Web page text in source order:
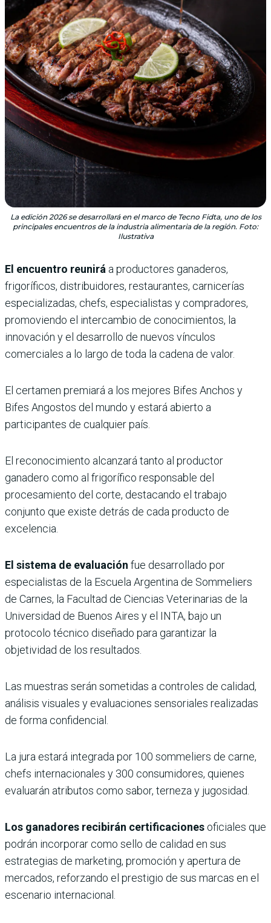
La edición 2026 se desarrollará en el marco de Tecno Fidta, uno de los
principales encuentros de la industria alimentaria de la región. Foto:
Ilustrativa
El encuentro reunirá a productores ganaderos,
frigoríficos, distribuidores, restaurantes, carnicerías
especializadas, chefs, especialistas y compradores,
promoviendo el intercambio de conocimientos, la
innovación y el desarrollo de nuevos vínculos
comerciales a lo largo de toda la cadena de valor.
El certamen premiará a los mejores Bifes Anchos y
Bifes Angostos del mundo y estará abierto a
participantes de cualquier país.
El reconocimiento alcanzará tanto al productor
ganadero como al frigorífico responsable del
procesamiento del corte, destacando el trabajo
conjunto que existe detrás de cada producto de
excelencia.
El sistema de evaluación fue desarrollado por
especialistas de la Escuela Argentina de Sommeliers
de Carnes, la Facultad de Ciencias Veterinarias de la
Universidad de Buenos Aires y el INTA, bajo un
protocolo técnico diseñado para garantizar la
objetividad de los resultados.
Las muestras serán sometidas a controles de calidad,
análisis visuales y evaluaciones sensoriales realizadas
de forma confidencial.
La jura estará integrada por 100 sommeliers de carne,
chefs internacionales y 300 consumidores, quienes
evaluarán atributos como sabor, terneza y jugosidad.
Los ganadores recibirán certificaciones oficiales que
podrán incorporar como sello de calidad en sus
estrategias de marketing, promoción y apertura de
mercados, reforzando el prestigio de sus marcas en el
escenario internacional.